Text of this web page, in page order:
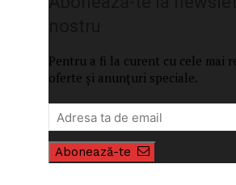
Pentru a fi la curent cu cele mai
oferte și anunțuri speciale.
Abonează-te